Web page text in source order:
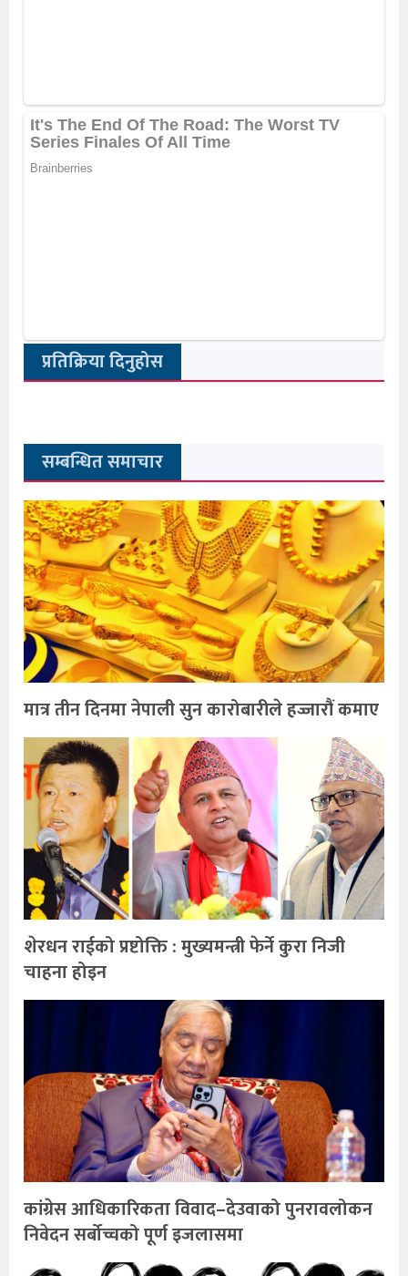
प्रतिक्रिया दिनुहोस
सम्बन्धित समाचार
मात्र तीन दिनमा नेपाली सुन कारोबारीले हज्जारौं कमाए
शेरधन राईको प्रष्टोक्ति : मुख्यमन्त्री फेर्ने कुरा निजी
चाहना होइन
कांग्रेस आधिकारिकता विवाद–देउवाको पुनरावलोकन
निवेदन सर्बोच्चको पूर्ण इजलासमा